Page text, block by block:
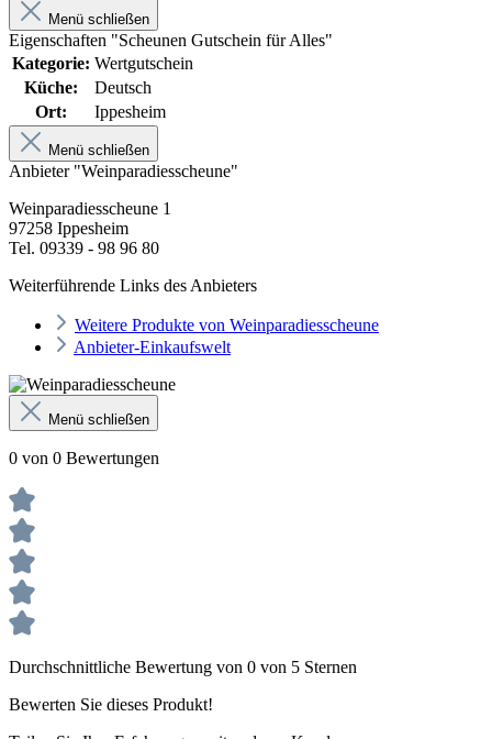
Menü schließen
Eigenschaften "Scheunen Gutschein für Alles"
Kategorie: Wertgutschein
Küche:
Deutsch
Ort:
Ippesheim
Menü schließen
Anbieter "Weinparadiesscheune"
Weinparadiesscheune 1
97258 Ippesheim
Tel. 09339 - 98 96 80
Weiterführende Links des Anbieters
Weitere Produkte von Weinparadiesscheune
Anbieter-Einkaufswelt
Menü schließen
0 von 0 Bewertungen
Durchschnittliche Bewertung von 0 von 5 Sternen
Bewerten Sie dieses Produkt!